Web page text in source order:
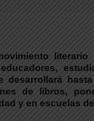
desarrollará
de libros,
y en escuelas